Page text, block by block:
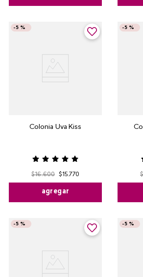
Colonia Uva Kiss
-5 %
$16.600 $15.770
agregar
-5 %
-5 % -5 %